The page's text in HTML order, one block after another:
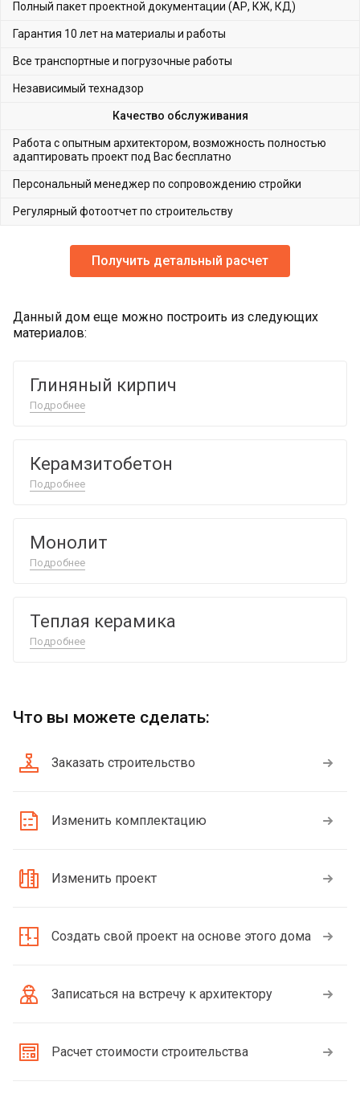
Полный пакет проектной документации (АР, КЖ, КД)
Гарантия 10 лет на материалы и работы
Все транспортные и погрузочные работы
Независимый технадзор
Качество обслуживания
Работа с опытным архитектором, возможность полностью
адаптировать проект под Вас бесплатно
Персональный менеджер по сопровождению стройки
Регулярный фотоотчет по строительству
Получить детальный расчет
Данный дом еще можно построить из следующих
материалов:
Глиняный кирпич
Подробнее
Керамзитобетон
Подробнее
Монолит
Подробнее
Теплая керамика
Подробнее
Что вы можете сделать:
Заказать строительство
Изменить комплектацию
Изменить проект
Создать свой проект на основе этого дома
Записаться на встречу к архитектору
Расчет стоимости строительства